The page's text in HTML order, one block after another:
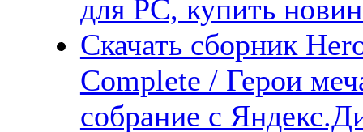
для PC, купить
Скачать сборник
Complete / Герои
собрание с